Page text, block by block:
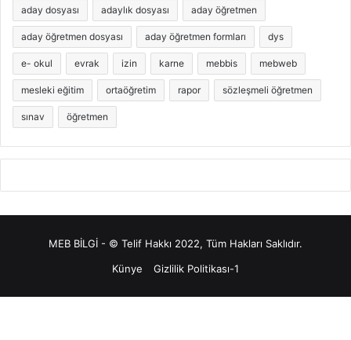
aday dosyası adaylık dosyası aday öğretmen
aday öğretmen dosyası aday öğretmen formları dys
e- okul evrak izin karne mebbis mebweb
mesleki eğitim ortaöğretim rapor sözleşmeli öğretmen
sınav öğretmen
MEB BİLGİ - © Telif Hakkı 2022, Tüm Hakları Saklıdır.
Künye
Gizlilik Politikası-1